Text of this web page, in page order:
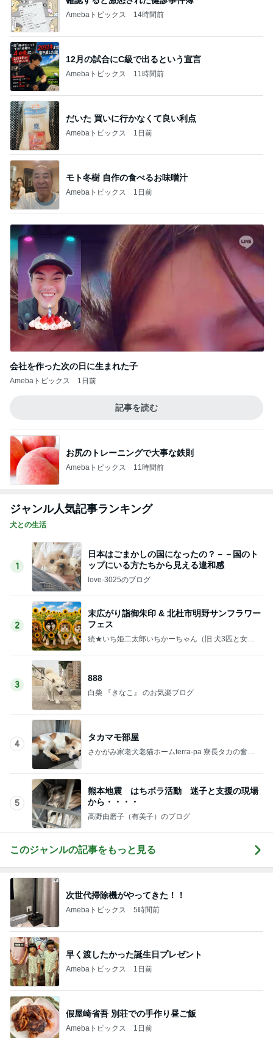
Amebaトピックス 14時間前
12月の試合にC級で出るという宣言
Amebaトピックス 11時間前
だいた 買いに行かなくて良い利点
Amebaトピックス 1日前
モト冬樹 自作の食べるお味噌汁
Amebaトピックス 1日前
会社を作った次の日に生まれた子
Amebaトピックス 1日前
記事を読む
お尻のトレーニングで大事な鉄則
Amebaトピックス 11時間前
ジャンル人気記事ランキング
犬との生活
1
日本はごまかしの国になったの？－－国のト
ップにいる方たちから見える違和感
love-3025のブログ
2
末広がり詣御朱印 & 北杜市明野サンフラワー
フェス
続★いち姫二太郎いちかーちゃん（旧 犬3匹と女一
3
888
白柴 『きなこ』 のお気楽ブログ
4
タカマモ部屋
さかがみ家老犬老猫ホームterra-pa 寮長タカの奮闘
5
熊本地震 はちボラ活動 迷子と支援の現場
から・・・・
高野由磨子（有美子）のブログ
このジャンルの記事をもっと見る
次世代掃除機がやってきた！！
Amebaトピックス 5時間前
早く渡したかった誕生日プレゼント
Amebaトピックス 1日前
假屋崎省吾 別荘での手作り昼ご飯
Amebaトピックス 1日前